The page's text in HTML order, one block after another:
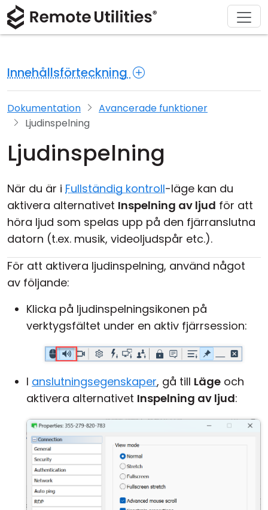
Innehållsförteckning
Dokumentation
Avancerade funktioner
Ljudinspelning
Ljudinspelning
När du är i Fullständig kontroll-läge kan du
aktivera alternativet Inspelning av ljud för att
höra ljud som spelas upp på den fjärranslutna
datorn (t.ex. musik, videoljudspår etc.).
För att aktivera ljudinspelning, använd något
av följande:
Klicka på ljudinspelningsikonen på
verktygsfältet under en aktiv fjärrsession:
I anslutningsegenskaper, gå till Läge och
aktivera alternativet Inspelning av ljud:
Produkt
Säkerhet
Skärmdumpar
Anslutningslägen
Oövervakad åtkomst
Active Directory-support
MSI-konfiguration
Moln & Lokal installation
Lösningar
Tillverkning och detaljhandel
Vård och hälsa
Informationsteknik
Ladda ner
macOS
Linux
Köp
Licensassistent
Uppgradera din licens
Support
Dokumentation
Kunskapsbas
Om
Pressrum
Skriv en recension